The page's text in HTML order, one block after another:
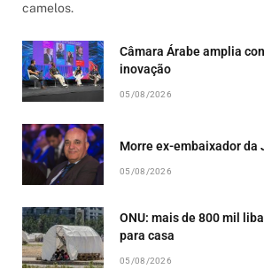
camelos.
Câmara Árabe amplia
inovação
05/08/2026
Morre ex-embaixador da
05/08/2026
ONU: mais de 800 mil
para casa
05/08/2026